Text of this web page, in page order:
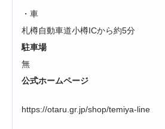
・車
札樽自動車道小樽ICから約5分
駐車場
無
公式ホームページ
https://otaru.gr.jp/shop/temiya-line